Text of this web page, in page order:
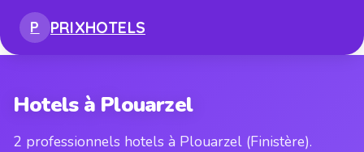
P PRIXHOTELS
Hotels à Plouarzel
2 professionnels hotels à Plouarzel (Finistère).